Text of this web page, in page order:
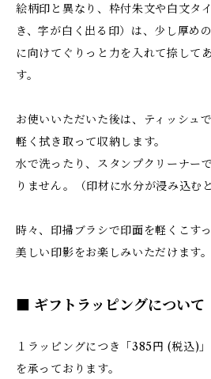
絵柄印と異なり、枠付朱文や白文タ
き、字が白く出る印）は、少し厚め
に向けてぐりっと力を入れて捺して
す。
お使いいただいた後は、ティッシュ
軽く拭き取って収納します。
水で洗ったり、スタンプクリーナー
りません。（印材に水分が浸み込む
時々、印掃ブラシで印面を軽くこす
美しい印影をお楽しみいただけます。
■ ギフトラッピングについて
１ラッピングにつき「385円 (税込)
を承っております。